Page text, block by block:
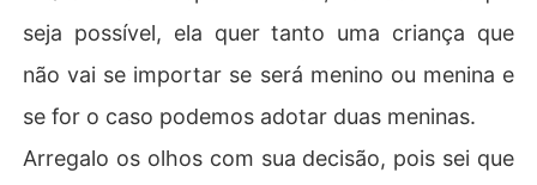
seja possível, ela quer tanto uma criança que
não vai se importar se será menino ou menina e
se for o caso podemos adotar duas meninas.
Arregalo os olhos com sua decisão, pois sei que